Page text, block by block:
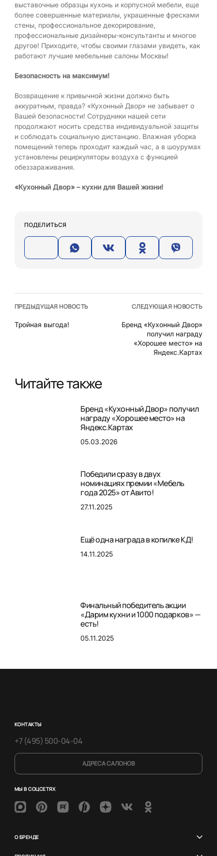
выставочные образцы кухонь и корпусной мебели, еще
более совершенные материалы, украшенные фресками
стены, профессиональное декорирование,
профессиональные дизайнеры-консультанты и многое
другое! Приходите, чтобы своими глазами увидеть, как
работают лучшие мебельные салоны Москвы!
Безопасность на максимум!
Возвращение к привычной жизни должно быть
аккуратным, правда? «Кухонный Двор» не забывает о
Вашей безопасности! Сотрудники нашей сети
продолжают носить средства индивидуальной защиты
и соблюдать социальную дистанцию. Влажная уборка
помещений теперь проходит каждый час, а в шоурумах
установлены рециркуляторы воздуха с функцией
обеззараживания.
«Кухонный Двор» – кухни для Вашей жизни!
ПОДЕЛИТЬСЯ
ПРЕДЫДУЩАЯ НОВОСТЬ
Тройная выгода!
СЛЕДУЮЩАЯ НОВОСТЬ
Бренд «Кухонный Двор»
получил награду
«Хорошее место» на
Яндекс.Картах
Читайте также
Бренд «Кухонный Двор» получил
награду «Хорошее место» на
Яндекс.Картах
05.03.2026
Победили сразу в двух
номинациях премии «Мебель
года 2025» от Авито!
27.11.2025
Ещё одна награда в копилке КД!
14.11.2025
Финальный победитель акции
«Дарим кухни и 1000 подарков» —
есть!
05.11.2025
КОНТАКТЫ
+7 (495) 500-04-04
АДРЕСА САЛОНОВ
МЫ В СОЦСЕТЯХ
О БРЕНДЕ